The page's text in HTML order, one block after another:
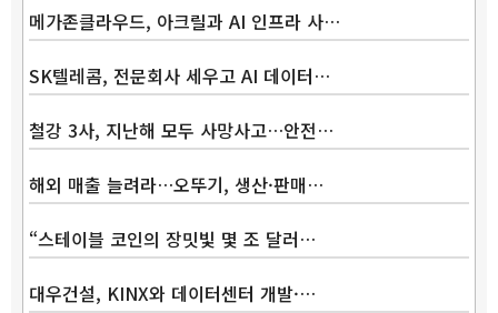
메가존클라우드, 아크릴과 AI 인프라 사…
SK텔레콤, 전문회사 세우고 AI 데이터…
철강 3사, 지난해 모두 사망사고…안전…
해외 매출 늘려라…오뚜기, 생산·판매…
“스테이블 코인의 장밋빛 몇 조 달러…
대우건설, KINX와 데이터센터 개발·…